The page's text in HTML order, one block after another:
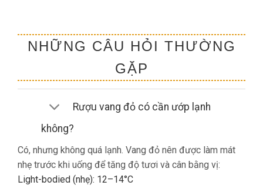
NHỮNG CÂU HỎI THƯỜNG
GẶP
Rượu vang đỏ có cần ướp lạnh
không?
Có, nhưng không quá lạnh. Vang đỏ nên được làm mát
nhẹ trước khi uống để tăng độ tươi và cân bằng vị:
Light-bodied (nhẹ): 12–14°C